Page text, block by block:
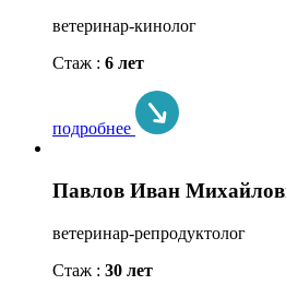
ветеринар-кинолог
Стаж : 6 лет
подробнее
Павлов Иван
ветеринар-репродуктолог
Стаж : 30 лет